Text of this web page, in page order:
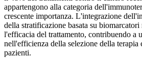
appartengono alla categoria
crescente importanza. L'integrazione
della stratificazione basata su
l'efficacia del trattamento, contribuendo a
nell'efficienza della selezione della terapia
pazienti.